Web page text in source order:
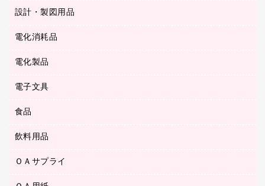
セロハンテープ
デスクトレー
デスクマット
フロアケース
ブックエンド／ブックスタンド
スポーツ・レジャー用品
スリッパ・サンダル・シューズ
ティッシュペーパー
トイレットペーパー
ハンドソープ・石鹸
ペーパータオル
シャープペンシル用替芯
ボールペン用替芯
ボールペン（ゲルインク）
マーキングペン（油性）
万年筆
ブルーレイディスク
メディア収納用品
ＣＤ－ＲＷ
ＤＶＤ
設計・製図用品
設計・製図用品
電化消耗品
アルバム
デスクライト
乾電池・充電池
懐中電灯・ライト
電化製品
その他電化製品
キッチン・調理家電
空調・季節家電
ＡＶ機器・アクセサリー
電子文具
その他電子文具
ラベルテープ
電卓
食品
菓子
飲料用品
お茶備品
インスタントコーヒー
ＯＡサプライ